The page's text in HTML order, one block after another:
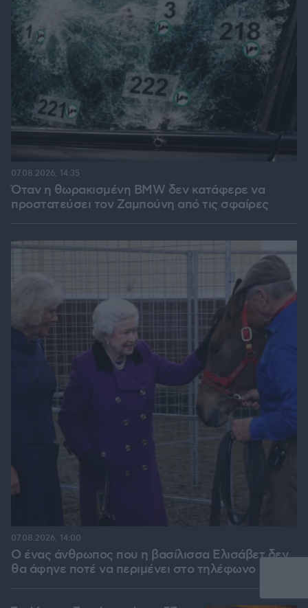
Όταν η θωρακισμένη BMW δεν κατάφερε να
προστατεύσει τον Ζαμπούνη από τις σφαίρες
07.08.2026, 14:35
Ο ένας άνθρωπος που η βασίλισσα Ελισάβετ δεν
θα άφηνε ποτέ να περιμένει στο τηλέφωνο
07.08.2026, 14:00